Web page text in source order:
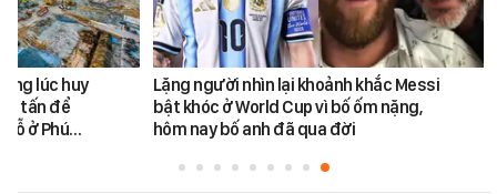
lúc huy
tấn để
ở Phú…
Lặng người nhìn lại khoảnh khắc Messi
bật khóc ở World Cup vì bố ốm nặng,
hôm nay bố anh đã qua đời